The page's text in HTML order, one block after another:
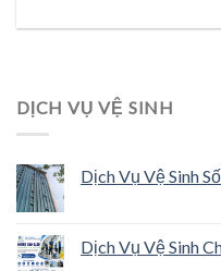
DỊCH VỤ VỆ SINH
Dịch Vụ Vệ Sinh
Dịch Vụ Vệ Sinh